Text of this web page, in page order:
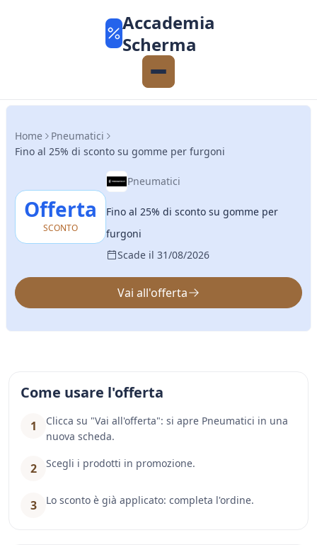
Accademia
Scherma
Home
Pneumatici
Fino al 25% di sconto su gomme per furgoni
Offerta
SCONTO
Pneumatici
Fino al 25% di sconto su gomme per
furgoni
Scade il 31/08/2026
Vai all'offerta
Come usare l'offerta
1
Clicca su "Vai all'offerta": si apre Pneumatici in una
nuova scheda.
2 Scegli i prodotti in promozione.
3 Lo sconto è già applicato: completa l'ordine.